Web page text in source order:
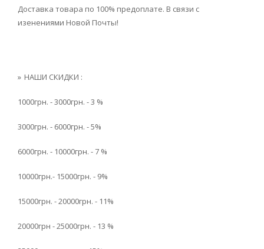
Доставка товара по 100% предоплате. В связи с
изенениями Новой Почты!
НАШИ СКИДКИ :
1000грн. - 3000грн. - 3 %
3000грн. - 6000грн. - 5%
6000грн. - 10000грн. - 7 %
10000грн.- 15000грн. - 9%
15000грн. - 20000грн. - 11%
20000грн - 25000грн. - 13 %